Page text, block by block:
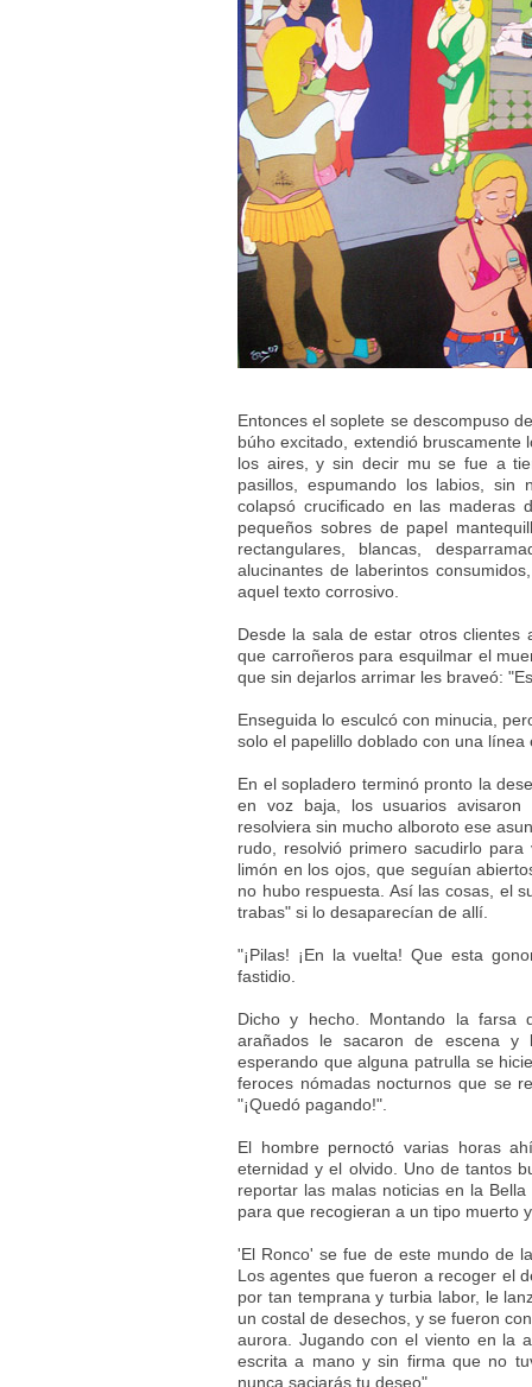
Entonces el soplete se descompuso
búho excitado, extendió
los aires, y sin decir mu se fue a
pasillos, espumando los labios, sin
colapsó crucificado en las maderas
pequeños sobres de papel
rectangulares, blancas,
alucinantes de laberintos
aquel texto corrosivo.
Desde la sala de estar otros clientes
que carroñeros para esquilmar el
que sin dejarlos arrimar les braveó:
Enseguida lo esculcó con minucia,
solo el papelillo doblado con una línea
En el sopladero terminó pronto la
en voz baja, los usuarios
resolviera sin mucho alboroto ese
rudo, resolvió primero sacudirlo
limón en los ojos, que seguían
no hubo respuesta. Así las cosas, el
trabas" si lo desaparecían de allí.
"¡Pilas! ¡En la vuelta! Que esta
fastidio.
Dicho y hecho. Montando la farsa
arañados le sacaron de escena y
esperando que alguna patrulla se
feroces nómadas nocturnos que se
"¡Quedó pagando!".
El hombre pernoctó varias horas
eternidad y el olvido. Uno de tantos
reportar las malas noticias en la
para que recogieran a un tipo muerto
'El Ronco' se fue de este mundo de
Los agentes que fueron a recoger el
por tan temprana y turbia labor, le
un costal de desechos, y se fueron
aurora. Jugando con el viento en la
escrita a mano y sin firma que no
nunca saciarás tu deseo".